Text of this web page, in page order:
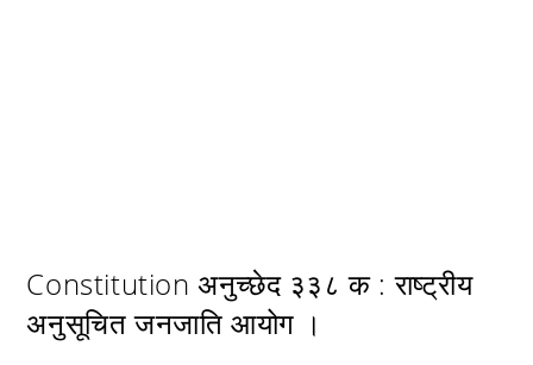
Constitution अनुच्छेद ३३८ क : राष्ट्रीय
अनुसूचित जनजाति आयोग ।